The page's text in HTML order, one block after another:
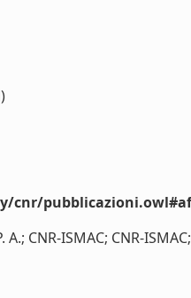
cnr/
A.; CNR-ISMAC; CNR-